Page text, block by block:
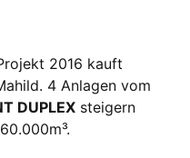
2016 kauft
4 Anlagen vom
DUPLEX steigern